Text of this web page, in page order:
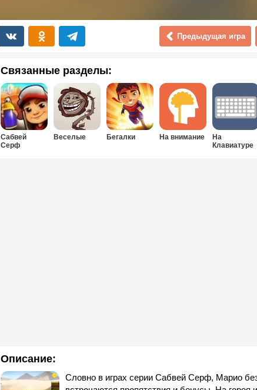
Предыдущая игра
Связанные разделы:
Сабвей
Серф
Веселые Бегалки На внимание
На
Клавиатуре
Описание:
Словно в играх серии Сабвей Серф, Марио